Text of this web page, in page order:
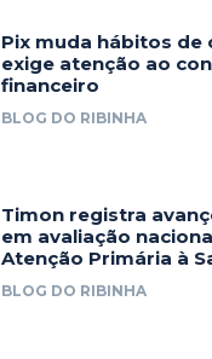
Pix muda hábitos de
exige atenção ao
financeiro
BLOG DO RIBINHA
Timon registra
em avaliação
Atenção Primária à
BLOG DO RIBINHA